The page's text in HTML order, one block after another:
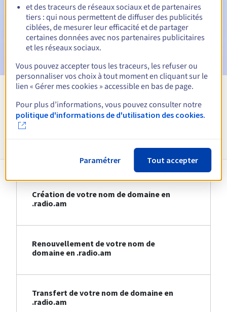
E-mail le jour de l'expirationpour notification de la
suspension du nom de domaine
E-mail après la période de grâce de rédemptionpour
notification de la suppression du nom de domaine
Voir toutes les extensions
Création de votre nom de domaine en
.radio.am
Renouvellement de votre nom de
domaine en .radio.am
Transfert de votre nom de domaine en
.radio.am
et des traceurs de réseaux sociaux et de partenaires
tiers : qui nous permettent de diffuser des publicités
ciblées, de mesurer leur efficacité et de partager
certaines données avec nos partenaires publicitaires
et les réseaux sociaux.
Vous pouvez accepter tous les traceurs, les refuser ou
personnaliser vos choix à tout moment en cliquant sur le
lien « Gérer mes cookies » accessible en bas de page.
Pour plus d’informations, vous pouvez consulter notre
politique d'informations de d'utilisation des cookies.
Paramétrer Tout accepter